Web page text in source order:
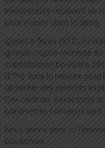
investisseurs reçoivent un
pour investir dans la dette.
Quant à Tezos (XTZ), il
grande crypto-monnaie au
capitalisation boursière.
(ETH) dans la mesure où
alimenter des contrats
Ces contrats s’exécutent
paramètres convenus sont
Nous avons donc ici
blockchain.